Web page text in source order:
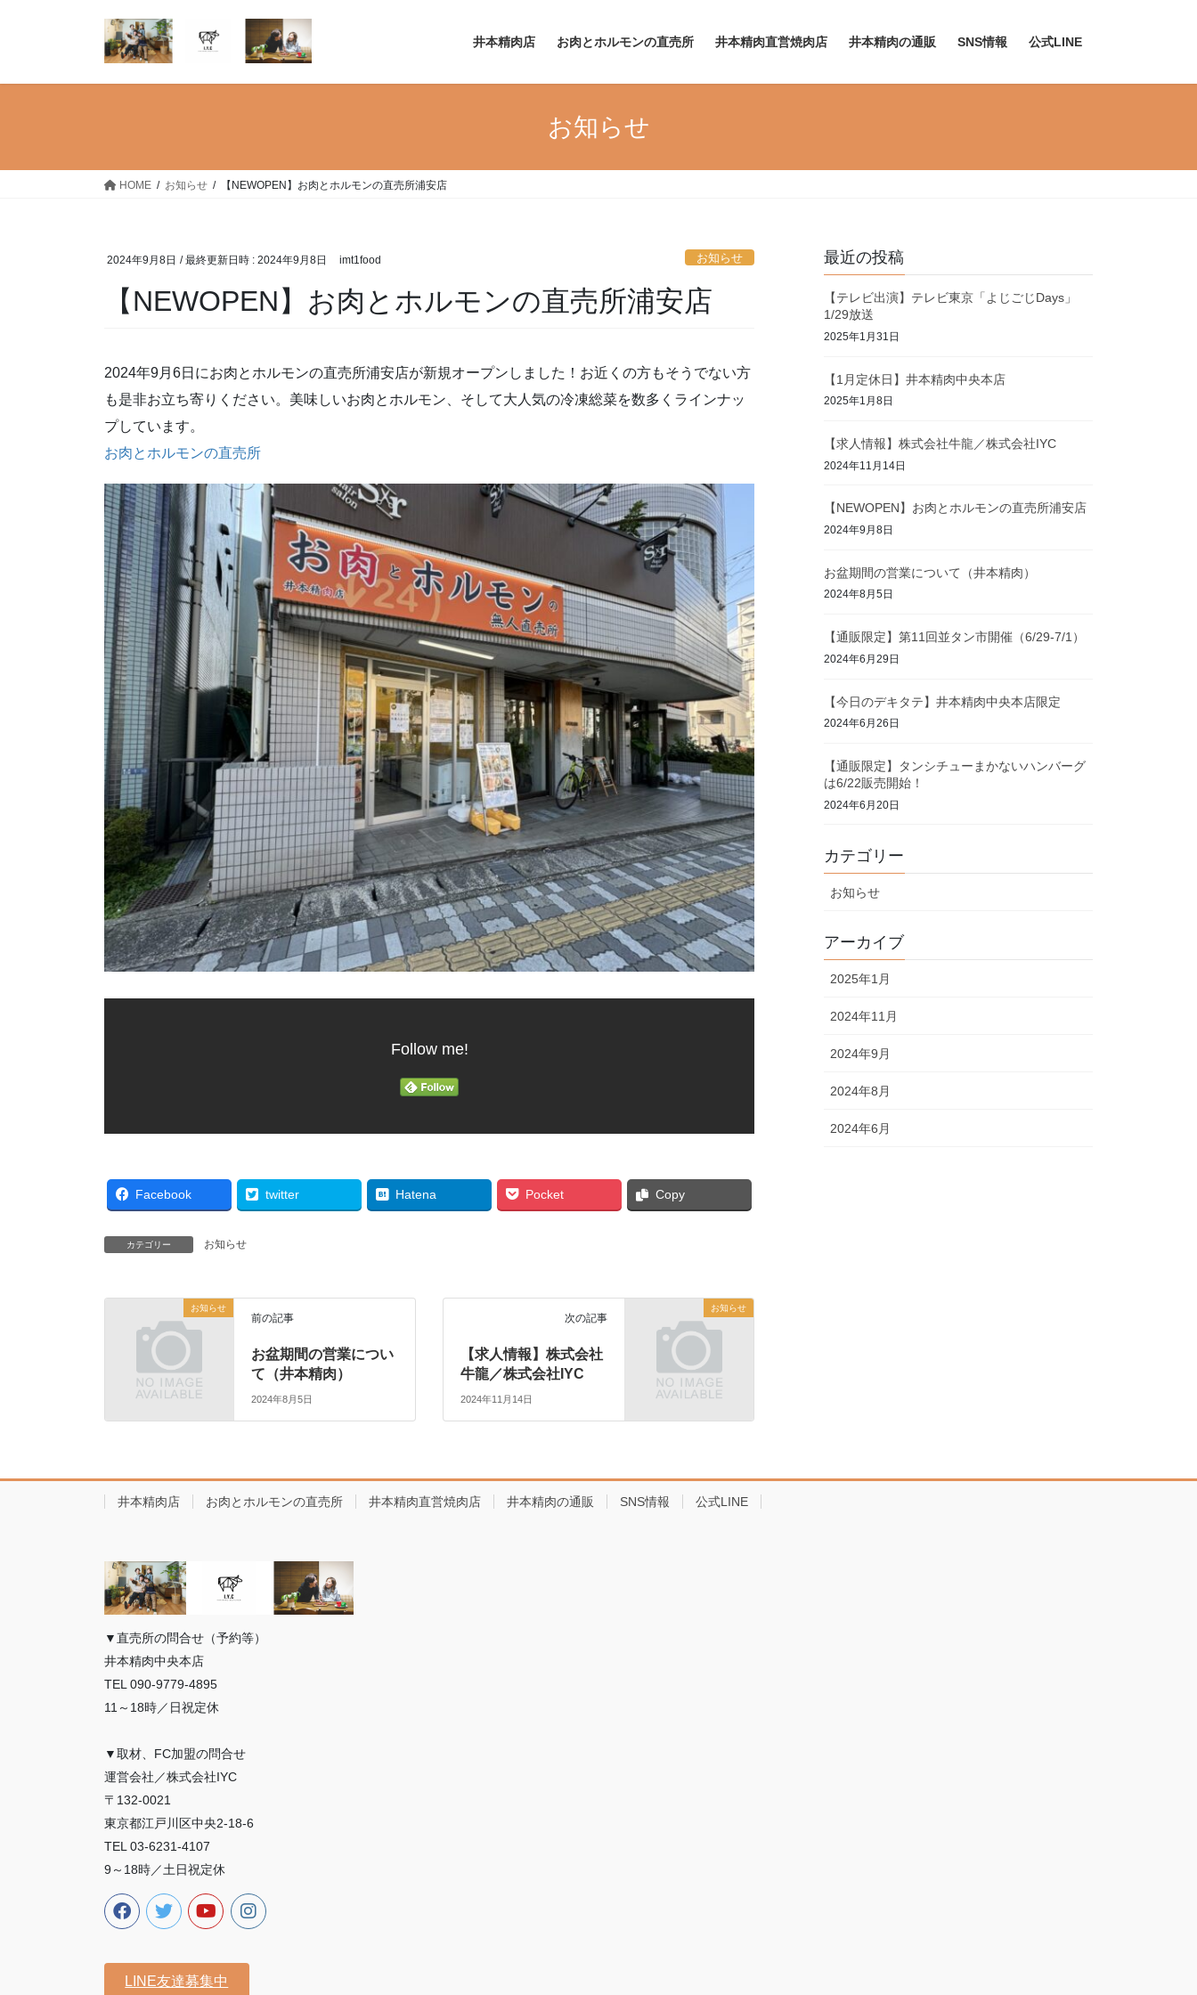
井本精肉店 お肉とホルモンの直売所 井本精肉直営焼肉店 井本精肉の通販 SNS情報 公式LINE
お知らせ
HOME お知らせ 【NEWOPEN】お肉とホルモンの直売所浦安店
2024年9月8日 / 最終更新日時 : 2024年9月8日 imt1food お知らせ
【NEWOPEN】お肉とホルモンの直売所浦安店
2024年9月6日にお肉とホルモンの直売所浦安店が新規オープンしました！お近くの方もそうでない方
も是非お立ち寄りください。美味しいお肉とホルモン、そして大人気の冷凍総菜を数多くラインナッ
プしています。
お肉とホルモンの直売所
Follow me!
Facebook twitter Hatena Pocket Copy
カテゴリー お知らせ
お知らせ
前の記事
お盆期間の営業につい
て（井本精肉）
2024年8月5日
お知らせ
次の記事
【求人情報】株式会社
牛龍／株式会社IYC
2024年11月14日
最近の投稿
【テレビ出演】テレビ東京「よじごじDays」
1/29放送
2025年1月31日
【1月定休日】井本精肉中央本店
2025年1月8日
【求人情報】株式会社牛龍／株式会社IYC
2024年11月14日
【NEWOPEN】お肉とホルモンの直売所浦安店
2024年9月8日
お盆期間の営業について（井本精肉）
2024年8月5日
【通販限定】第11回並タン市開催（6/29-7/1）
2024年6月29日
【今日のデキタテ】井本精肉中央本店限定
2024年6月26日
【通販限定】タンシチューまかないハンバーグ
は6/22販売開始！
2024年6月20日
カテゴリー
お知らせ
アーカイブ
2025年1月
2024年11月
2024年9月
2024年8月
2024年6月
井本精肉店 お肉とホルモンの直売所 井本精肉直営焼肉店 井本精肉の通販 SNS情報 公式LINE
▼直売所の問合せ（予約等）
井本精肉中央本店
TEL 090-9779-4895
11～18時／日祝定休
▼取材、FC加盟の問合せ
運営会社／株式会社IYC
〒132-0021
東京都江戸川区中央2-18-6
TEL 03-6231-4107
9～18時／土日祝定休
LINE友達募集中